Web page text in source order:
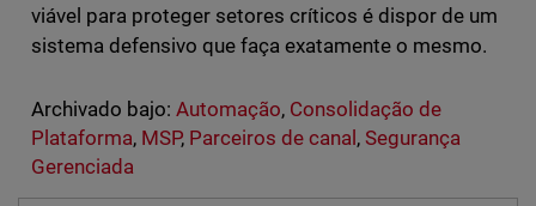
viável para proteger setores críticos é dispor de um
sistema defensivo que faça exatamente o mesmo.
Archivado bajo: Automação, Consolidação de
Plataforma, MSP, Parceiros de canal ,Segurança
Gerenciada